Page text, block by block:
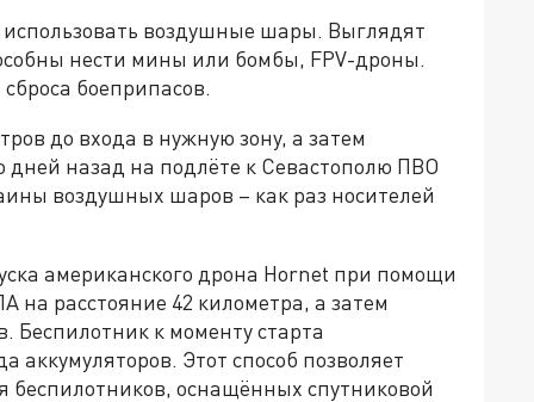
воздушные шары. Выглядят
нести мины или бомбы, FPV-дроны.
боеприпасов.
до входа в нужную зону, а затем
дней назад на подлёте к Севастополю ПВО
воздушных шаров – как раз носителей
американского дрона Hornet при помощи
расстояние 42 километра, а затем
Беспилотник к моменту старта
аккумуляторов. Этот способ позволяет
оснащённых спутниковой